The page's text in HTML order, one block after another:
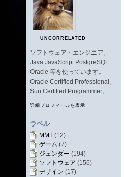
UNCORRELATED
ソフトウェア・エンジニア。
Java JavaScript PostgreSQL
Oracle 等を使っています。
Oracle Certified Professional。
Sun Certified Programmer。
詳細プロフィールを表示
ラベル
MMT (12)
ゲーム (7)
ジェンダー (194)
ソフトウェア (156)
デザイン (17)